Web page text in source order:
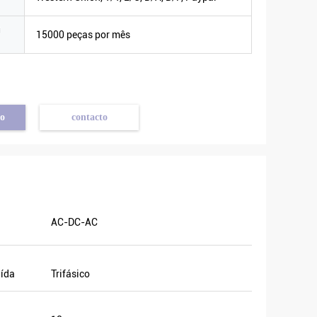
15000 peças por mês
contacto
AC-DC-AC
Trifásico